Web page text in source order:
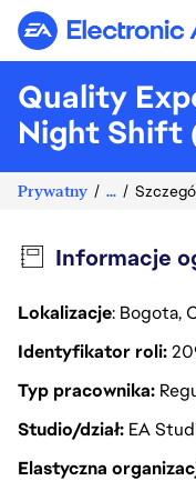
Quality
Night Shift
Prywatny ...
Informacje
Lokalizacje: Bogota,
Identyfikator roli
Typ pracownika
Studio/dział EA
Elastyczna